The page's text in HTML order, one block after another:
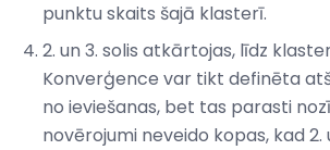
punktu skaits šajā klasterī.
2. un 3. solis atkārtojas, līdz
Konverģence var tikt definēta
no ieviešanas, bet tas parasti
novērojumi neveido kopas, kad 2.